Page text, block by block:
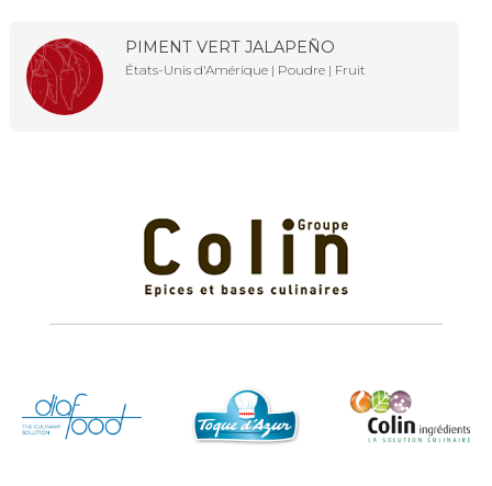
PIMENT VERT JALAPEÑO
États-Unis d'Amérique | Poudre | Fruit